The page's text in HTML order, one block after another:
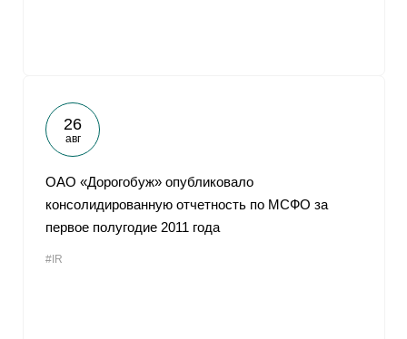
26
авг
ОАО «Дорогобуж» опубликовало
консолидированную отчетность по МСФО за
первое полугодие 2011 года
#IR